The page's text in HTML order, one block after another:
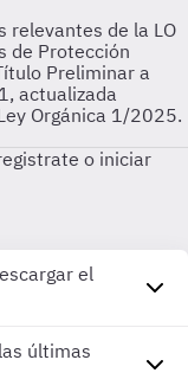
relevantes de la LO
de Protección
Preliminar a
actualizada
Orgánica 1/2025.
o iniciar
el
últimas